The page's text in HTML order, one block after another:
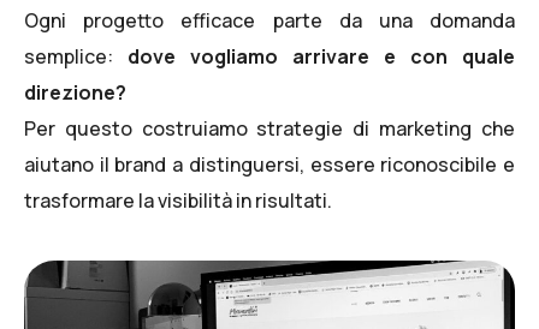
Ogni progetto efficace parte da una domanda
semplice: dove vogliamo arrivare e con quale
direzione?
Per questo costruiamo strategie di marketing che
aiutano il brand a distinguersi, essere riconoscibile e
trasformare la visibilità in risultati.